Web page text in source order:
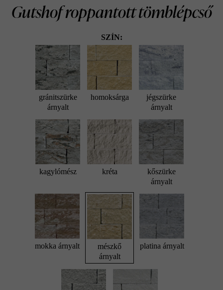
Gutshof roppantott tömblépcső
SZÍN:
gránitszürke
árnyalt
homoksárga
jégszürke
árnyalt
kagylómész kréta
kőszürke
árnyalt
mokka árnyalt
mészkő
árnyalt
platina árnyalt